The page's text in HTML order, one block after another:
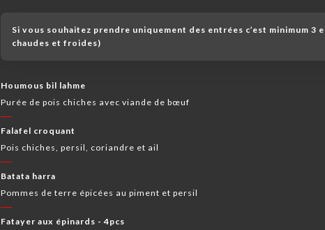
Si vous souhaitez prendre uniquement des entrées c’est minimum
chaudes et froides)
Houmous bil lahme
Purée de pois chiches avec viande de bœuf
Falafel croquant
Pois chiches, persil, coriandre et ail
Batata harra
Pommes de terre épicées au piment et persil
Fatayer aux épinards - 4pcs